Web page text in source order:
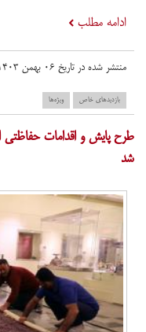
ادامه مطلب
منتشر شده در تاریخ ۰۶ بهمن ۱۴۰۳ در
بازدید‌های خاص ویژه‌ها
طرح پایش و اقدامات
شد